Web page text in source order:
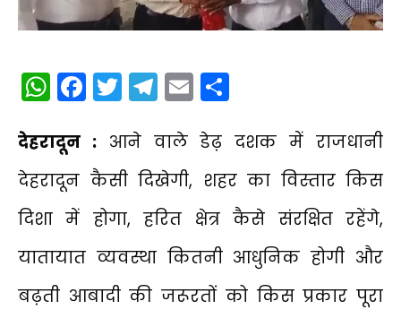
WhatsApp
Facebook
Twitter
Telegram
Email
देहरादून :आने वाले डेढ़ दशक में राजधानी
देहरादून कैसी दिखेगी, शहर का विस्तार किस
दिशा में होगा, हरित क्षेत्र कैसे संरक्षित रहेंगे,
यातायात व्यवस्था कितनी आधुनिक होगी और
बढ़ती आबादी की जरूरतों को किस प्रकार पूरा